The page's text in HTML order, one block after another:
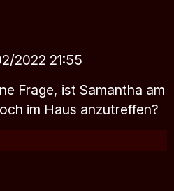
2022 21:55
Frage, ist Samantha am
im Haus anzutreffen?